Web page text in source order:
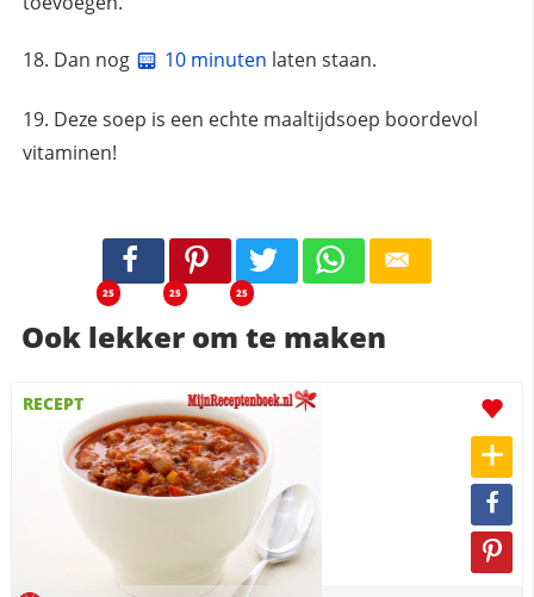
Dan nog 10 minuten laten staan.
Deze soep is een echte maaltijdsoep boordevol
vitaminen!
25 25 25
Ook lekker om te maken
RECEPT